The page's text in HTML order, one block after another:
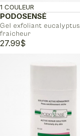
PODOSENSÉ
Gel exfoliant eucalyptus
fraicheur
1 COULEUR
27.99$